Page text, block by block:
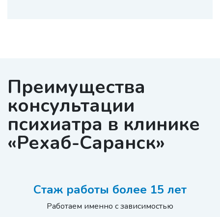
Преимущества
консультации
психиатра в клинике
«Рехаб-Саранск»
Стаж работы более 15 лет
Работаем именно с зависимостью